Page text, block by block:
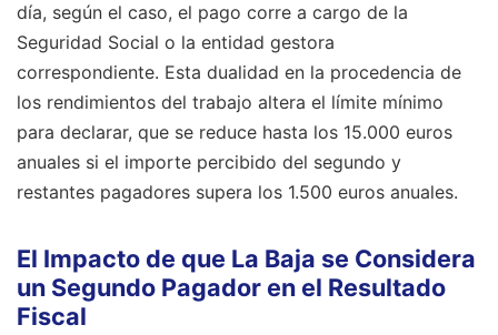
día, según el caso, el pago corre a cargo de la
Seguridad Social o la entidad gestora
correspondiente. Esta dualidad en la procedencia de
los rendimientos del trabajo altera el límite mínimo
para declarar, que se reduce hasta los 15.000 euros
anuales si el importe percibido del segundo y
restantes pagadores supera los 1.500 euros anuales.
El Impacto de que La Baja se Considera
un Segundo Pagador en el Resultado
Fiscal